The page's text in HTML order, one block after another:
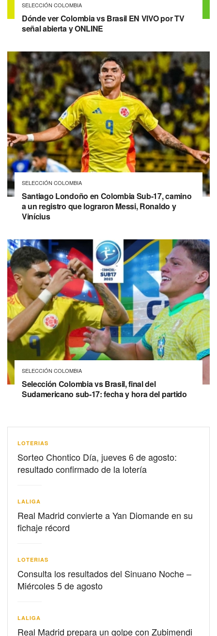
SELECCIÓN COLOMBIA
Dónde ver Colombia vs Brasil EN VIVO por TV
señal abierta y ONLINE
SELECCIÓN COLOMBIA
Santiago Londoño en Colombia Sub-17, camino
a un registro que lograron Messi, Ronaldo y
Vinícius
SELECCIÓN COLOMBIA
Selección Colombia vs Brasil, final del
Sudamericano sub-17: fecha y hora del partido
LOTERIAS
Sorteo Chontico Día, jueves 6 de agosto:
resultado confirmado de la lotería
LALIGA
Real Madrid convierte a Yan Diomande en su
fichaje récord
LOTERIAS
Consulta los resultados del Sinuano Noche –
Miércoles 5 de agosto
LALIGA
Real Madrid prepara un golpe con Zubimendi